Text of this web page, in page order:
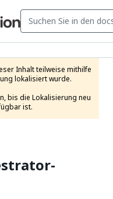
Inhalt teilweise mithilfe
lokalisiert wurde.
bis die Lokalisierung neu
ist.